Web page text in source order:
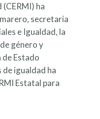
ha
secretaria
e Igualdad, la
género y
de Estado
de igualdad ha
Estatal para